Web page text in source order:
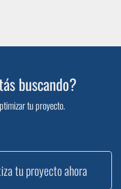
buscando?
tu proyecto.
tu proyecto ahora